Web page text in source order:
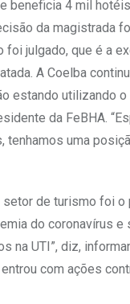
beneficia 4 mil
da magistrada
foi julgado, que é a
A Coelba
estando utilizando o
da FeBHA.
tenhamos uma
setor de turismo foi
do coronavírus e
na UTI”, diz,
com ações